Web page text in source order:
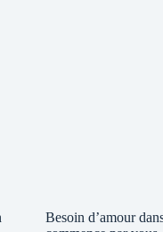
Besoin d’amour